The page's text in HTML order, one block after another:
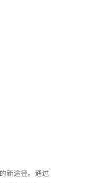
新途径。通过